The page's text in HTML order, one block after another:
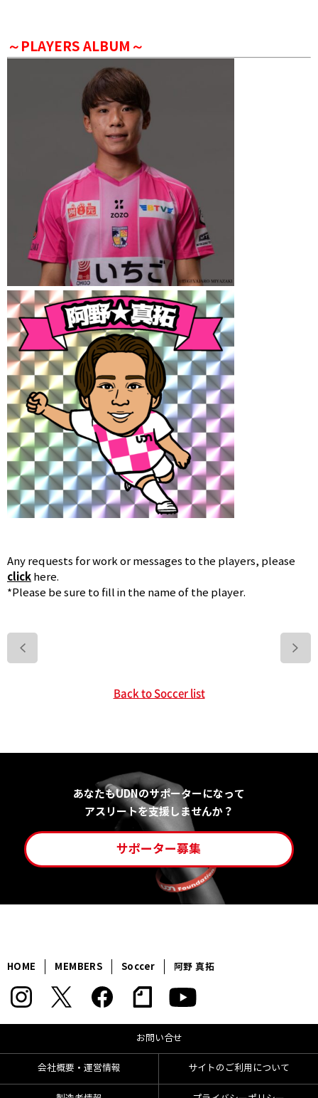
～PLAYERS ALBUM～
Any requests for work or messages to the players, please
click here.
*Please be sure to fill in the name of the player.
Back to Soccer list
あなたもUDNのサポーターになって
アスリートを支援しませんか？
サポーター募集
HOME MEMBERS Soccer 阿野 真拓
お問い合せ
会社概要・運営情報 サイトのご利用について